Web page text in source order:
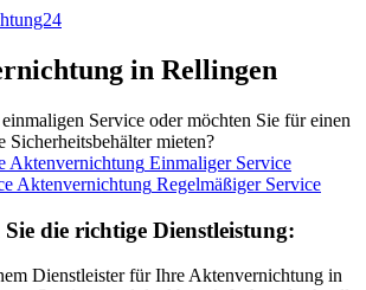
in Rellingen
Service oder möchten Sie für einen
Sicherheitsbehälter mieten?
Einmaliger Service
Regelmäßiger Service
die richtige Dienstleistung:
Dienstleister für Ihre Aktenvernichtung in